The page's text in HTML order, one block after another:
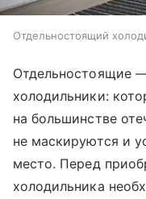
Отдельностоящий
Отдельностоящие
холодильники:
на большинстве
не маскируются и
место. Перед
холодильника